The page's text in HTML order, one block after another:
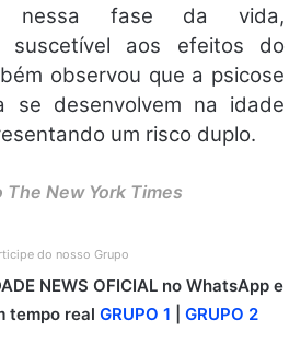
nessa fase da vida,
suscetível aos efeitos do
observou que a psicose
se desenvolvem na idade
um risco duplo.
New York Times
do nosso Grupo
NEWS OFICIAL no WhatsApp e
tempo real GRUPO 1 GRUPO 2